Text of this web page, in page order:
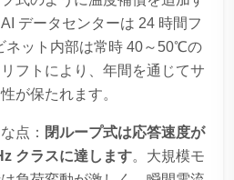
データセンターは 24 時間フ
ネット内部は常時 40～50℃の
フトにより、年間を通じてサ
が保たれます。
点： 閉ループ式は応答速度が
クラスに達します。大規模モ